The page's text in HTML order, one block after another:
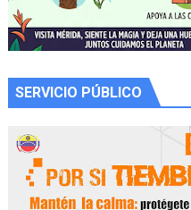
SERVICIO PÚBLICO